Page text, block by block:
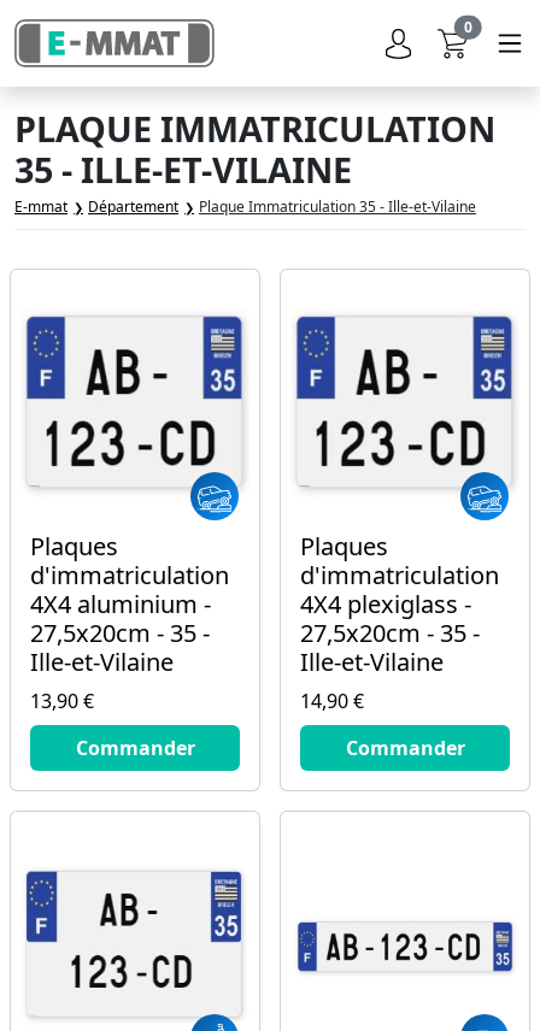
0
PLAQUE IMMATRICULATION
35 - ILLE-ET-VILAINE
E-mmat Département Plaque Immatriculation 35 - Ille-et-Vilaine
Plaques
d'immatriculation
4X4 aluminium -
27,5x20cm - 35 -
Ille-et-Vilaine
13,90 €
13.9
€Commander
Plaques
d'immatriculation
4X4 plexiglass -
27,5x20cm - 35 -
Ille-et-Vilaine
14,90 €
14.9
€Commander